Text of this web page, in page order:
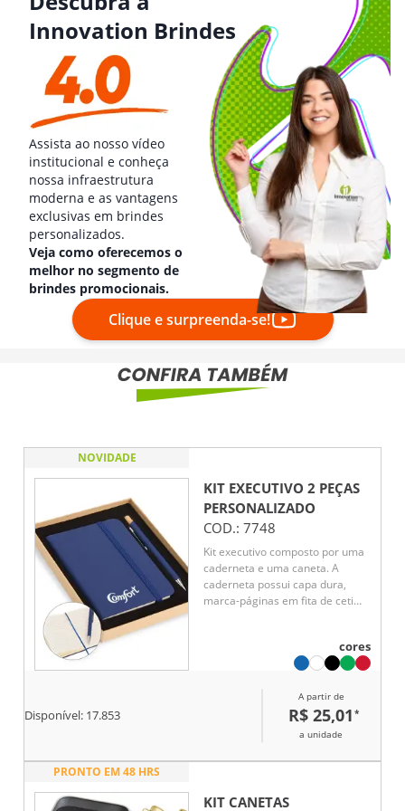
Innovation Brindes
Assista ao nosso vídeo
institucional e conheça
nossa infraestrutura
moderna e as vantagens
exclusivas em brindes
personalizados.
Veja como oferecemos o
melhor no segmento de
brindes promocionais.
Clique e surpreenda-se!
NOVIDADE
KIT EXECUTIVO 2 PEÇAS
PERSONALIZADO
COD.: 7748
Kit executivo composto por uma
caderneta e uma caneta. A
caderneta possui capa dura,
marca-páginas em fita de cetim
folhas com pauta. Por sua vez, a
caneta metálica conta com
por clique e carga esferográfica
azul de 1,0mm. Acompanha uma
caixa de papelão com berço
cores
Disponível: 17.853
A partir de
R$ 25,01 *
a unidade
PRONTO EM 48 HRS
KIT CANETAS